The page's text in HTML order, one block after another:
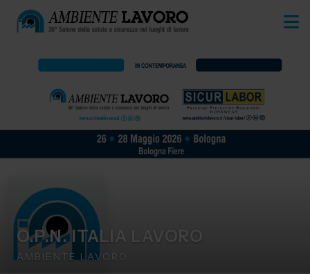
O.P.N. ITALIA LAVORO
AMBIENTE LAVORO